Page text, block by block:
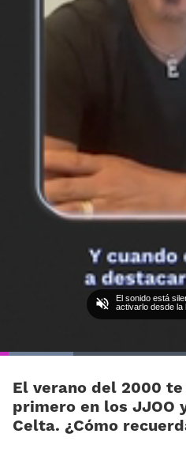
Time
Loaded
20.82%
El sonido está
activarlo desde la
El verano del 2000
primero en los JJOO
Celta. ¿Cómo